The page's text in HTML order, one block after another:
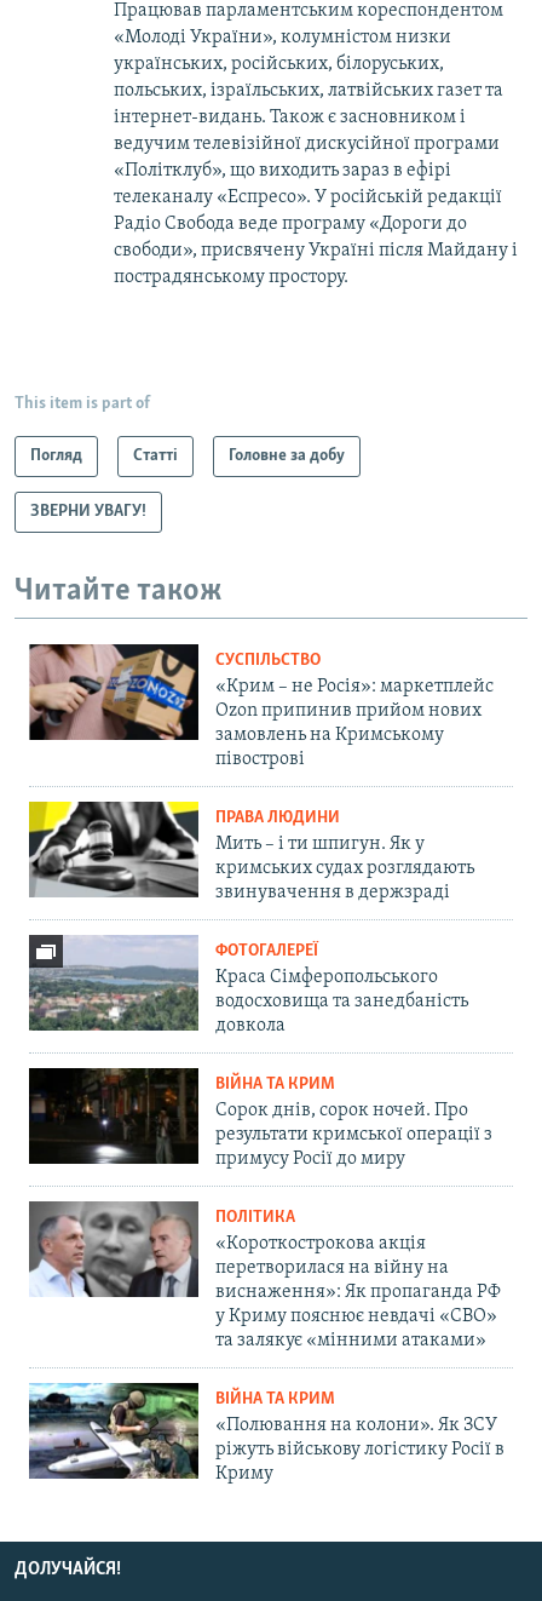
Працював парламентським кореспондентом
«Молоді України», колумністом низки
українських, російських, білоруських,
польських, ізраїльських, латвійських газет та
інтернет-видань. Також є засновником і
ведучим телевізійної дискусійної програми
«Політклуб», що виходить зараз в ефірі
телеканалу «Еспресо». У російській редакції
Радіо Свобода веде програму «Дороги до
свободи», присвячену Україні після Майдану і
пострадянському простору.
This item is part of
Погляд Статті Головне за добу
ЗВЕРНИ УВАГУ!
Читайте також
СУСПІЛЬСТВО
«Крим – не Росія»: маркетплейс
Ozon припинив прийом нових
замовлень на Кримському
півострові
ПРАВА ЛЮДИНИ
Мить – і ти шпигун. Як у
кримських судах розглядають
звинувачення в держзраді
ФОТОГАЛЕРЕЇ
Краса Сімферопольського
водосховища та занедбаність
довкола
ВІЙНА ТА КРИМ
Сорок днів, сорок ночей. Про
результати кримської операції з
примусу Росії до миру
ПОЛІТИКА
«Короткострокова акція
перетворилася на війну на
виснаження»: Як пропаганда РФ
у Криму пояснює невдачі «СВО»
та залякує «мінними атаками»
ВІЙНА ТА КРИМ
«Полювання на колони». Як ЗСУ
ріжуть військову логістику Росії в
Криму
ДОЛУЧАЙСЯ!